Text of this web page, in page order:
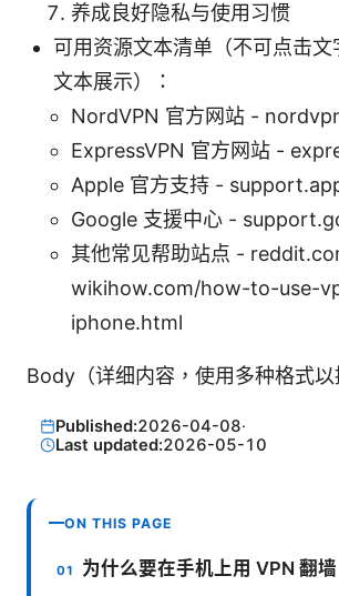
养成良好隐私与使用习惯
可用资源文本清单（不可点击文
文本展示）：
NordVPN 官方网站 -
ExpressVPN 官方网站 -
Apple 官方支持 -
Google 支援中心 -
其他常见帮助站点 -
wikihow.com/how-to-use-
iphone.html
Body（详细内容，使用多种格式以
Published:2026-04-08·
Last updated:2026-05-10
ON THIS PAGE
为什么要在手机上用 VPN 翻墙